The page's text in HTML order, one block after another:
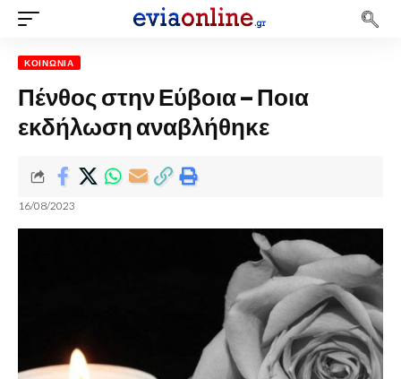
ΚΟΙΝΩΝΊΑ
Πένθος στην Εύβοια – Ποια
εκδήλωση αναβλήθηκε
16/08/2023